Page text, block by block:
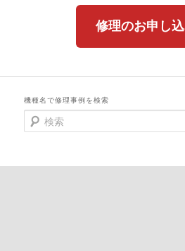
修理のお申し
機種名で修理事例を検索
検
索